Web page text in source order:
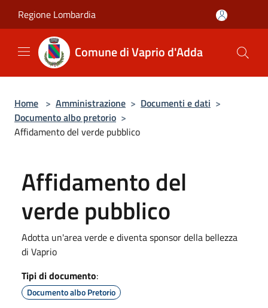
Regione Lombardia
Comune di Vaprio d'Adda
Home > Amministrazione > Documenti e dati >
Documento albo pretorio >
Affidamento del verde pubblico
Affidamento del
verde pubblico
Adotta un'area verde e diventa sponsor della bellezza
di Vaprio
Tipi di documento:
Documento albo Pretorio